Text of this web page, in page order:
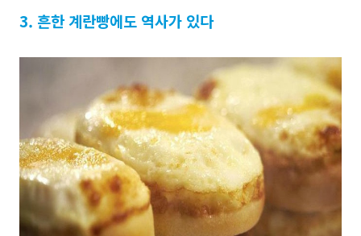
3. 흔한 계란빵에도 역사가 있다